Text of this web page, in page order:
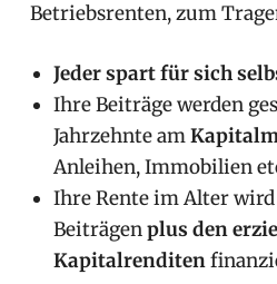
Betriebsrenten, zum
Jeder spart für sich
Ihre Beiträge werden
Jahrzehnte am
Anleihen, Immobilien
Ihre Rente im Alter wird
Beiträgenplus den
Kapitalrenditen